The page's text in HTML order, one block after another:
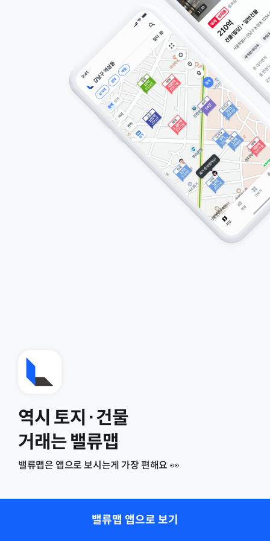
역시 토지·건물
거래는 밸류맵
밸류맵은 앱으로 보시는게 가장 편해요 👀
밸류맵 앱으로 보기